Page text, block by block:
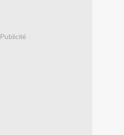
Publicité